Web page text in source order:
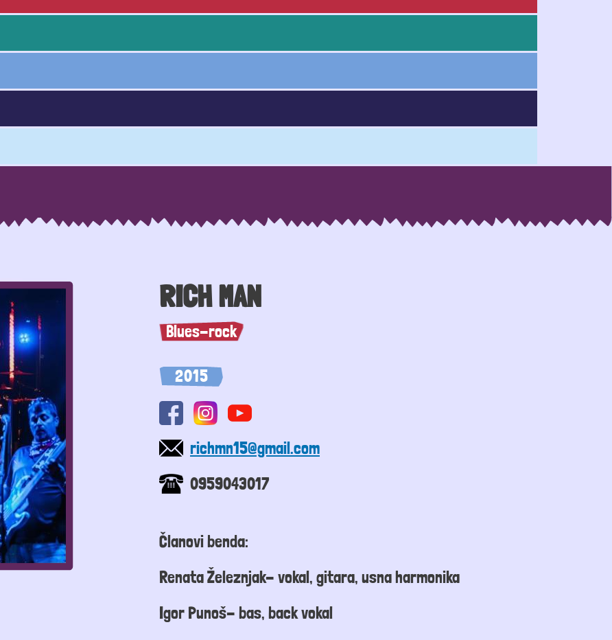
RICH MAN
Blues-rock
2015
richmn15@gmail.com
0959043017
Članovi benda:
Renata Železnjak- vokal, gitara, usna harmonika
Igor Punoš- bas, back vokal